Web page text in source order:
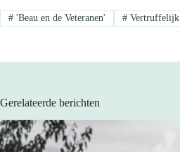
#'Beau en de Veteranen' #Vertruffelijk
Gerelateerde berichten